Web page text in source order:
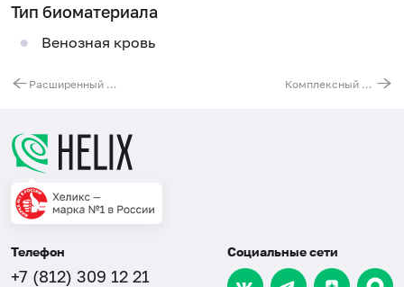
Тип биоматериала
Венозная кровь
Расширенный комплексный анализ на витамины (A, бета-каротин, D, E, K, C, B1, B2, B3, B5, B6, B9, B12) Комплексный анализ на витамины (A, D, E, K, C, B1, B5, B6)
Телефон
+7 (812) 309 12 21
Социальные сети